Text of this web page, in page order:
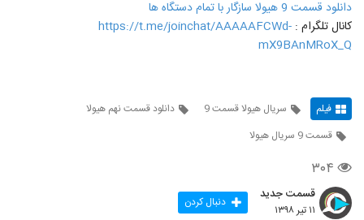
دانلود قسمت 9 هیولا سازگار با تمام دستگاه ها
کانال تلگرام : https://t.me/joinchat/AAAAAFCWd-
mX9BAnMRoX_Q
فیلم سریال هیولا قسمت 9
دانلود قسمت نهم هیولا
قسمت 9 سریال هیولا
۳۰۴
قسمت جدید
۱۱ تیر ۱۳۹۸ دنبال کردن